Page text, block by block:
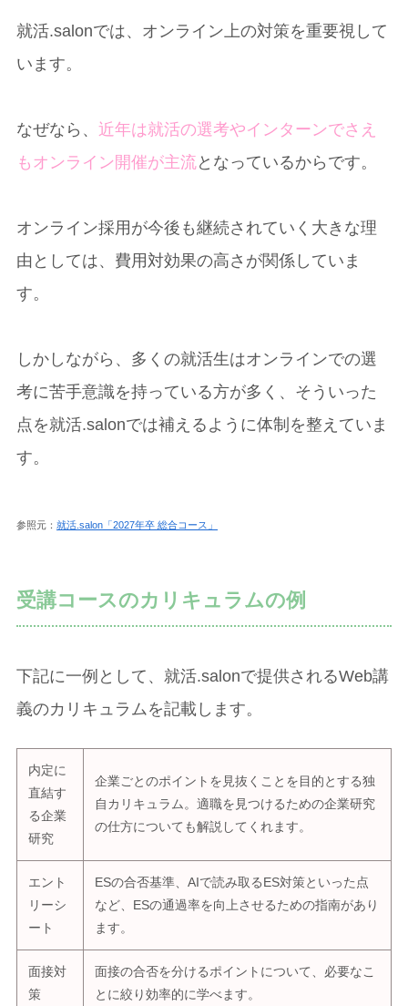
就活.salonでは、オンライン上の対策を重要視して
います。
なぜなら、 近年は就活の選考やインターンでさえ
もオンライン開催が主流となっているからです。
オンライン採用が今後も継続されていく大きな理
由としては、費用対効果の高さが関係していま
す。
しかしながら、多くの就活生はオンラインでの選
考に苦手意識を持っている方が多く、そういった
点を就活.salonでは補えるように体制を整えていま
す。
参照元： 就活.salon「2027年卒 総合コース」
受講コースのカリキュラムの例
下記に一例として、就活.salonで提供されるWeb講
義のカリキュラムを記載します。
内定に
直結す
る企業
研究
企業ごとのポイントを見抜くことを目的とする独
自カリキュラム。適職を見つけるための企業研究
の仕方についても解説してくれます。
エント
リーシ
ート
ESの合否基準、AIで読み取るES対策といった点
など、ESの通過率を向上させるための指南があり
ます。
面接対
策
面接の合否を分けるポイントについて、必要なこ
とに絞り効率的に学べます。